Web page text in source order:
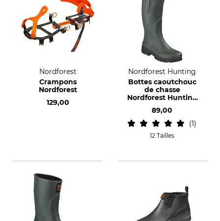
Nordforest
Crampons
Nordforest
129,00
Nordforest Hunting
Bottes caoutchouc
de chasse
Nordforest Hunting
89,00
1
12 Tailles